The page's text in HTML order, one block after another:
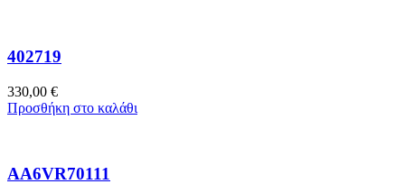
402719
330,00 €
Προσθήκη στο καλάθι
AA6VR70111